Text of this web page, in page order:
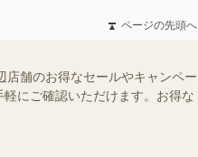
ページの先頭へ
舗のお得なセールやキャンペー
にご確認いただけます。お得な